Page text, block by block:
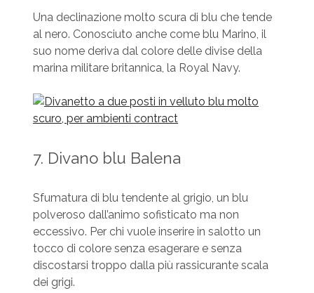
Una declinazione molto scura di blu che tende
al nero. Conosciuto anche come blu Marino, il
suo nome deriva dal colore delle divise della
marina militare britannica, la Royal Navy.
7. Divano blu Balena
Sfumatura di blu tendente al grigio, un blu
polveroso dall’animo sofisticato ma non
eccessivo. Per chi vuole inserire in salotto un
tocco di colore senza esagerare e senza
discostarsi troppo dalla più rassicurante scala
dei grigi.